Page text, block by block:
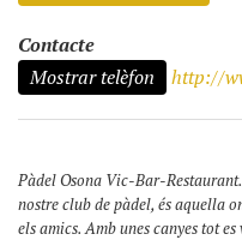
Contacte
Mostrar telèfon
http://
Pàdel Osona Vic-Bar-
nostre club de pàdel, és aquella
els amics. Amb unes canyes tot